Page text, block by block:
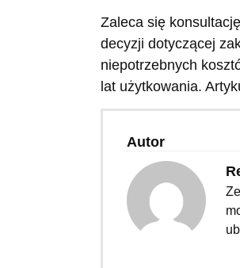
Zaleca się
decyzji dotyczącej
niepotrzebnych
lat użytkowania.
Autor